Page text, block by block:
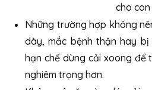
cho con
Những trường hợp không
dày, mắc bệnh thận hay bị
hạn chế dùng cải xoong để
nghiêm trọng hơn.